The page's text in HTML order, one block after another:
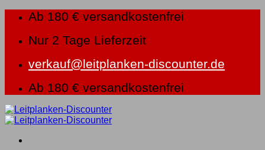
springen
Ab 180 € versandkostenfrei
Nur 2 Tage Lieferzeit
verkauf@leitplanken-discounter.de
Ab 180 € versandkostenfrei